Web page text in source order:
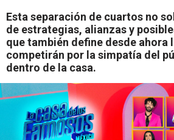
Esta separación de cuartos no
de estrategias, alianzas y
que también define desde ahora
competirán por la simpatía del
dentro de la casa.